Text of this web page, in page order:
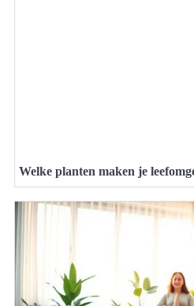
Welke planten maken je